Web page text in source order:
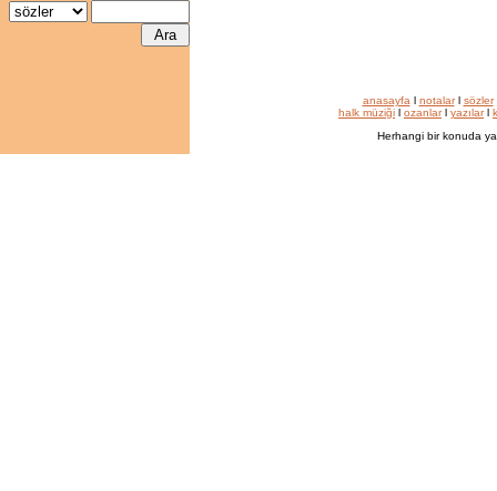
anasayfa l notalarl sözler
halk müziği l ozanlarl yazılarl
Herhangi bir konuda